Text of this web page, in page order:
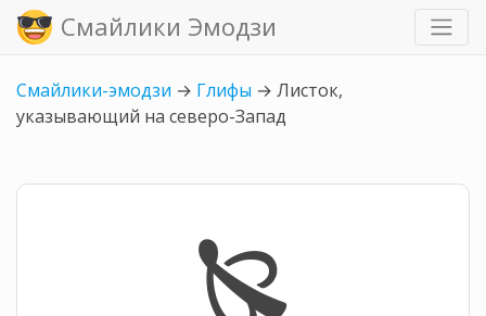
Смайлики Эмодзи
Смайлики-эмодзи → Глифы → Листок,
указывающий на северо-Запад
🙐